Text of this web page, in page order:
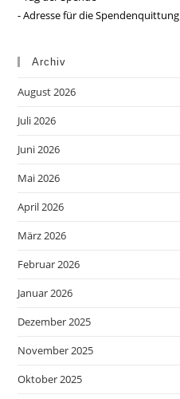
- Adresse für die Spendenquittung
Archiv
August 2026
Juli 2026
Juni 2026
Mai 2026
April 2026
März 2026
Februar 2026
Januar 2026
Dezember 2025
November 2025
Oktober 2025